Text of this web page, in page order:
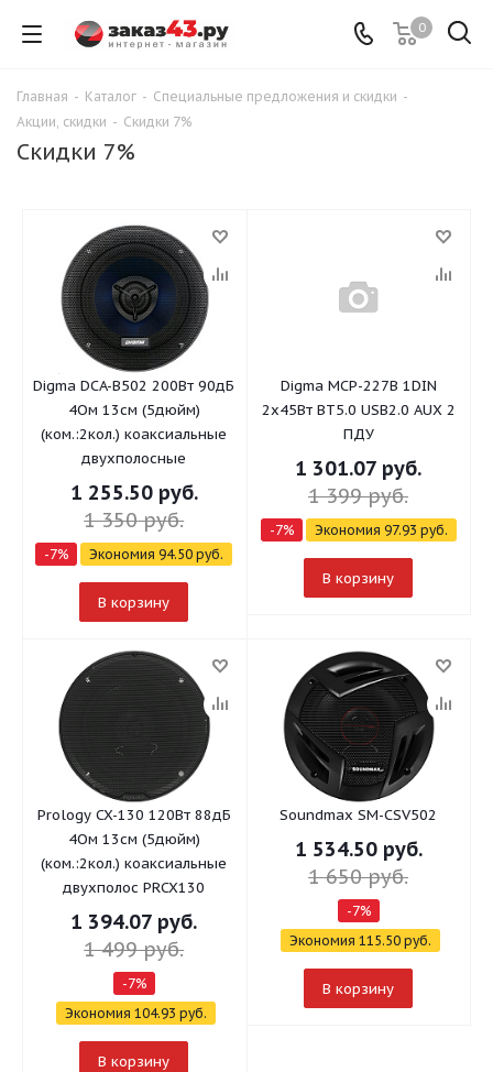
0
Главная - Каталог - Специальные предложения и скидки -
Акции, скидки - Скидки 7%
Скидки 7%
Digma DCA-B502 200Вт 90дБ
4Ом 13см (5дюйм)
(ком.:2кол.) коаксиальные
двухполосные
1 255.50руб.
1 350руб.
-7% Экономия94.50 руб.
В корзину
Digma MCP-227B 1DIN
2х45Вт ВТ5.0 USB2.0 AUX 2
ПДУ
1 301.07 руб.
1 399руб.
-7% Экономия 97.93 руб.
В корзину
Prology CX-130 120Вт 88дБ
4Ом 13см (5дюйм)
(ком.:2кол.) коаксиальные
двухполос PRCX130
1 394.07 руб.
1 499руб.
-7%
Экономия 104.93 руб.
В корзину
Soundmax SM-CSV502
1 534.50руб.
1 650руб.
-7%
Экономия 115.50руб.
В корзину